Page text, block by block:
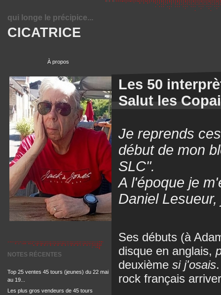
CICATRICE
qui longe le précipice...
À propos
NOTES RÉCENTES
Top 25 ventes 45 tours (jeunes) du 22 mai
au 19...
Les plus gros vendeurs de 45 tours
Les 50
Salut les
Je reprends
début de mon
SLC".
A l'époque je
Daniel
Ses débuts (à
disque en anglais,
deuxième si j'osais
rock français